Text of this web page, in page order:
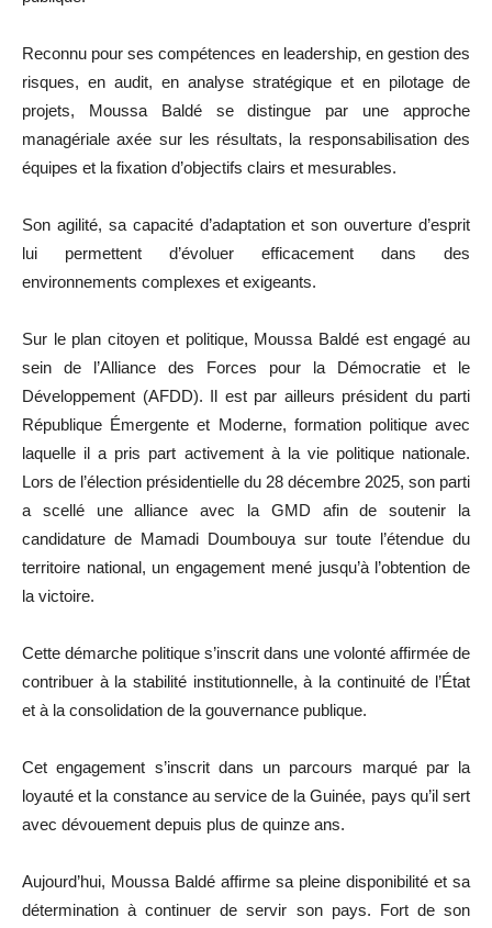
Reconnu pour ses compétences en leadership, en gestion des
risques, en audit, en analyse stratégique et en pilotage de
projets, Moussa Baldé se distingue par une approche
managériale axée sur les résultats, la responsabilisation des
équipes et la fixation d’objectifs clairs et mesurables.
Son agilité, sa capacité d’adaptation et son ouverture d’esprit
lui permettent d’évoluer efficacement dans des
environnements complexes et exigeants.
Sur le plan citoyen et politique, Moussa Baldé est engagé au
sein de l’Alliance des Forces pour la Démocratie et le
Développement (AFDD). Il est par ailleurs président du parti
République Émergente et Moderne, formation politique avec
laquelle il a pris part activement à la vie politique nationale.
Lors de l’élection présidentielle du 28 décembre 2025, son parti
a scellé une alliance avec la GMD afin de soutenir la
candidature de Mamadi Doumbouya sur toute l’étendue du
territoire national, un engagement mené jusqu’à l’obtention de
la victoire.
Cette démarche politique s’inscrit dans une volonté affirmée de
contribuer à la stabilité institutionnelle, à la continuité de l’État
et à la consolidation de la gouvernance publique.
Cet engagement s’inscrit dans un parcours marqué par la
loyauté et la constance au service de la Guinée, pays qu’il sert
avec dévouement depuis plus de quinze ans.
Aujourd’hui, Moussa Baldé affirme sa pleine disponibilité et sa
détermination à continuer de servir son pays. Fort de son